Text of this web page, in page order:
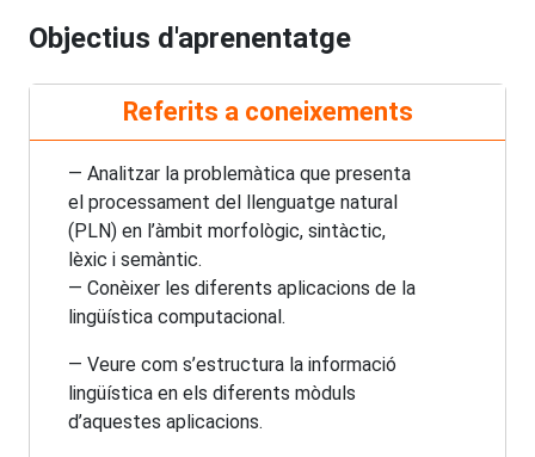
Objectius d'aprenentatge
Referits a coneixements
— Analitzar la problemàtica que presenta
el processament del llenguatge natural
(PLN) en l’àmbit morfològic, sintàctic,
lèxic i semàntic.
— Conèixer les diferents aplicacions de la
lingüística computacional.
— Veure com s’estructura la informació
lingüística en els diferents mòduls
d’aquestes aplicacions.